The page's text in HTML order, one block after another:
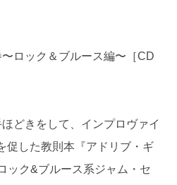
ロック＆ブルース編〜［CD
どきをして、インプロヴァイ
促した教則本『アドリブ・ギ
ック&ブルース系ジャム・セ